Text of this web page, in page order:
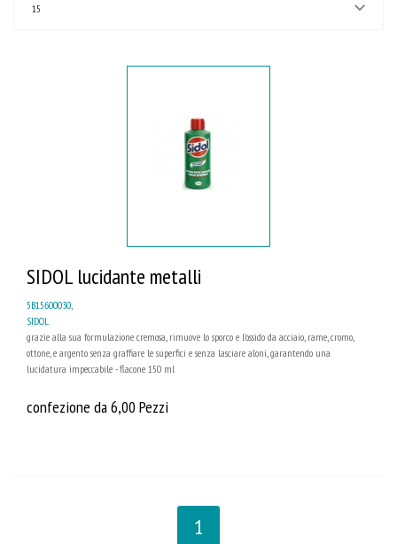
15
SIDOL lucidante metalli
5B15600030,
SIDOL
grazie alla sua formulazione cremosa, rimuove lo sporco e l'ossido da acciaio, rame, cromo,
ottone, e argento senza graffiare le superfici e senza lasciare aloni, garantendo una
lucidatura impeccabile - flacone 150 ml
confezione da 6,00 Pezzi
1